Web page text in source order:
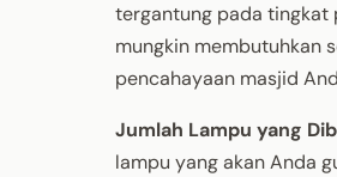
tergantung pada tingkat
mungkin membutuhkan
pencahayaan masjid
Jumlah Lampu yang
lampu yang akan Anda